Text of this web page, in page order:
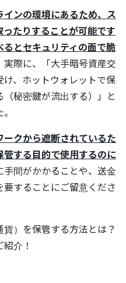
ンの環境にあるため、ス
たりすることが可能です
とセキュリティの面で脆
実際に、「大手暗号資産交
、ホットウォレットで保
秘密鍵が流出する）」と
クから遮断されているた
する目的で使用するのに
手間がかかることや、送金
することにご留意くださ
）を保管する方法とは？
介！